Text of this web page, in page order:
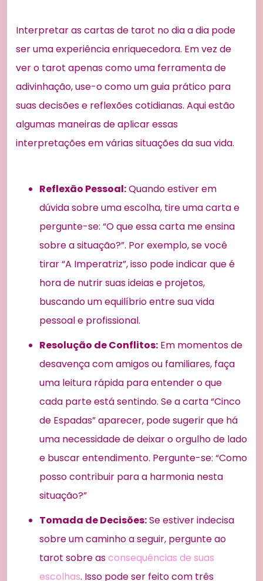
Interpretar as cartas de tarot no dia a dia pode
ser uma experiência enriquecedora. Em vez de
ver o tarot apenas como uma ferramenta de
adivinhação, use-o como um guia prático para
suas decisões e reflexões cotidianas. Aqui estão
algumas maneiras de aplicar essas
interpretações em várias situações da sua vida.
Reflexão Pessoal:Quando estiver em
dúvida sobre uma escolha, tire uma carta e
pergunte-se: “O que essa carta me ensina
sobre a situação?”. Por exemplo, se você
tirar “A Imperatriz”, isso pode indicar que é
hora de nutrir suas ideias e projetos,
buscando um equilíbrio entre sua vida
pessoal e profissional.
Resolução de Conflitos: Em momentos de
desavença com amigos ou familiares, faça
uma leitura rápida para entender o que
cada parte está sentindo. Se a carta “Cinco
de Espadas” aparecer, pode sugerir que há
uma necessidade de deixar o orgulho de lado
e buscar entendimento. Pergunte-se: “Como
posso contribuir para a harmonia nesta
situação?”
Tomada de Decisões:Se estiver indecisa
sobre um caminho a seguir, pergunte ao
tarot sobre asconsequências de suas
escolhas. Isso pode ser feito com três